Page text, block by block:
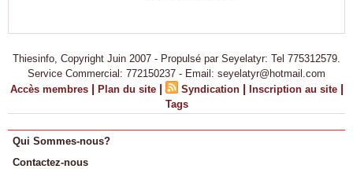
Thiesinfo, Copyright Juin 2007 - Propulsé par Seyelatyr: Tel 775312579.
Service Commercial: 772150237 - Email: seyelatyr@hotmail.com
Accès membres | Plan du site | Syndication | Inscription au site |
Tags
Qui Sommes-nous?
Contactez-nous